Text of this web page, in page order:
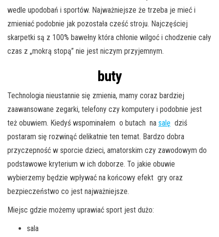
wedle upodobań i sportów. Najważniejsze że trzeba je mieć i
zmieniać podobnie jak pozostała cześć stroju. Najczęściej
skarpetki są z 100% bawełny która chłonie wilgoć i chodzenie cały
czas z „mokrą stopą” nie jest niczym przyjemnym.
buty
Technologia nieustannie się zmienia, mamy coraz bardziej
zaawansowane zegarki, telefony czy komputery i podobnie jest
też obuwiem. Kiedyś wspominałem o butach na salę dziś
postaram się rozwinąć delikatnie ten temat. Bardzo dobra
przyczepność w sporcie dzieci, amatorskim czy zawodowym do
podstawowe kryterium w ich doborze. To jakie obuwie
wybierzemy będzie wpływać na końcowy efekt gry oraz
bezpieczeństwo co jest najważniejsze.
Miejsc gdzie możemy uprawiać sport jest dużo:
sala